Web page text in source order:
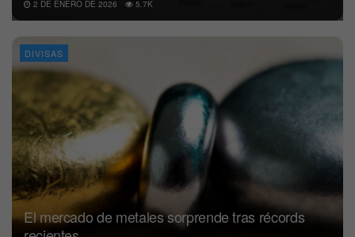
2 DE ENERO DE 2026 5.7K
DIVISAS
El mercado de metales sorprende tras récords